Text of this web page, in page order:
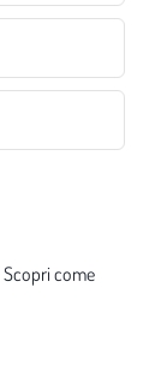
Scopri come